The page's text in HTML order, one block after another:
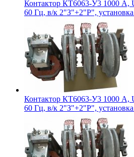
Контактор КТ6063-У3 1000 А,
60 Гц, в/к 2"З"+2"Р",
Контактор КТ6063-У3 1000 А,
60 Гц, в/к 2"З"+2"Р",